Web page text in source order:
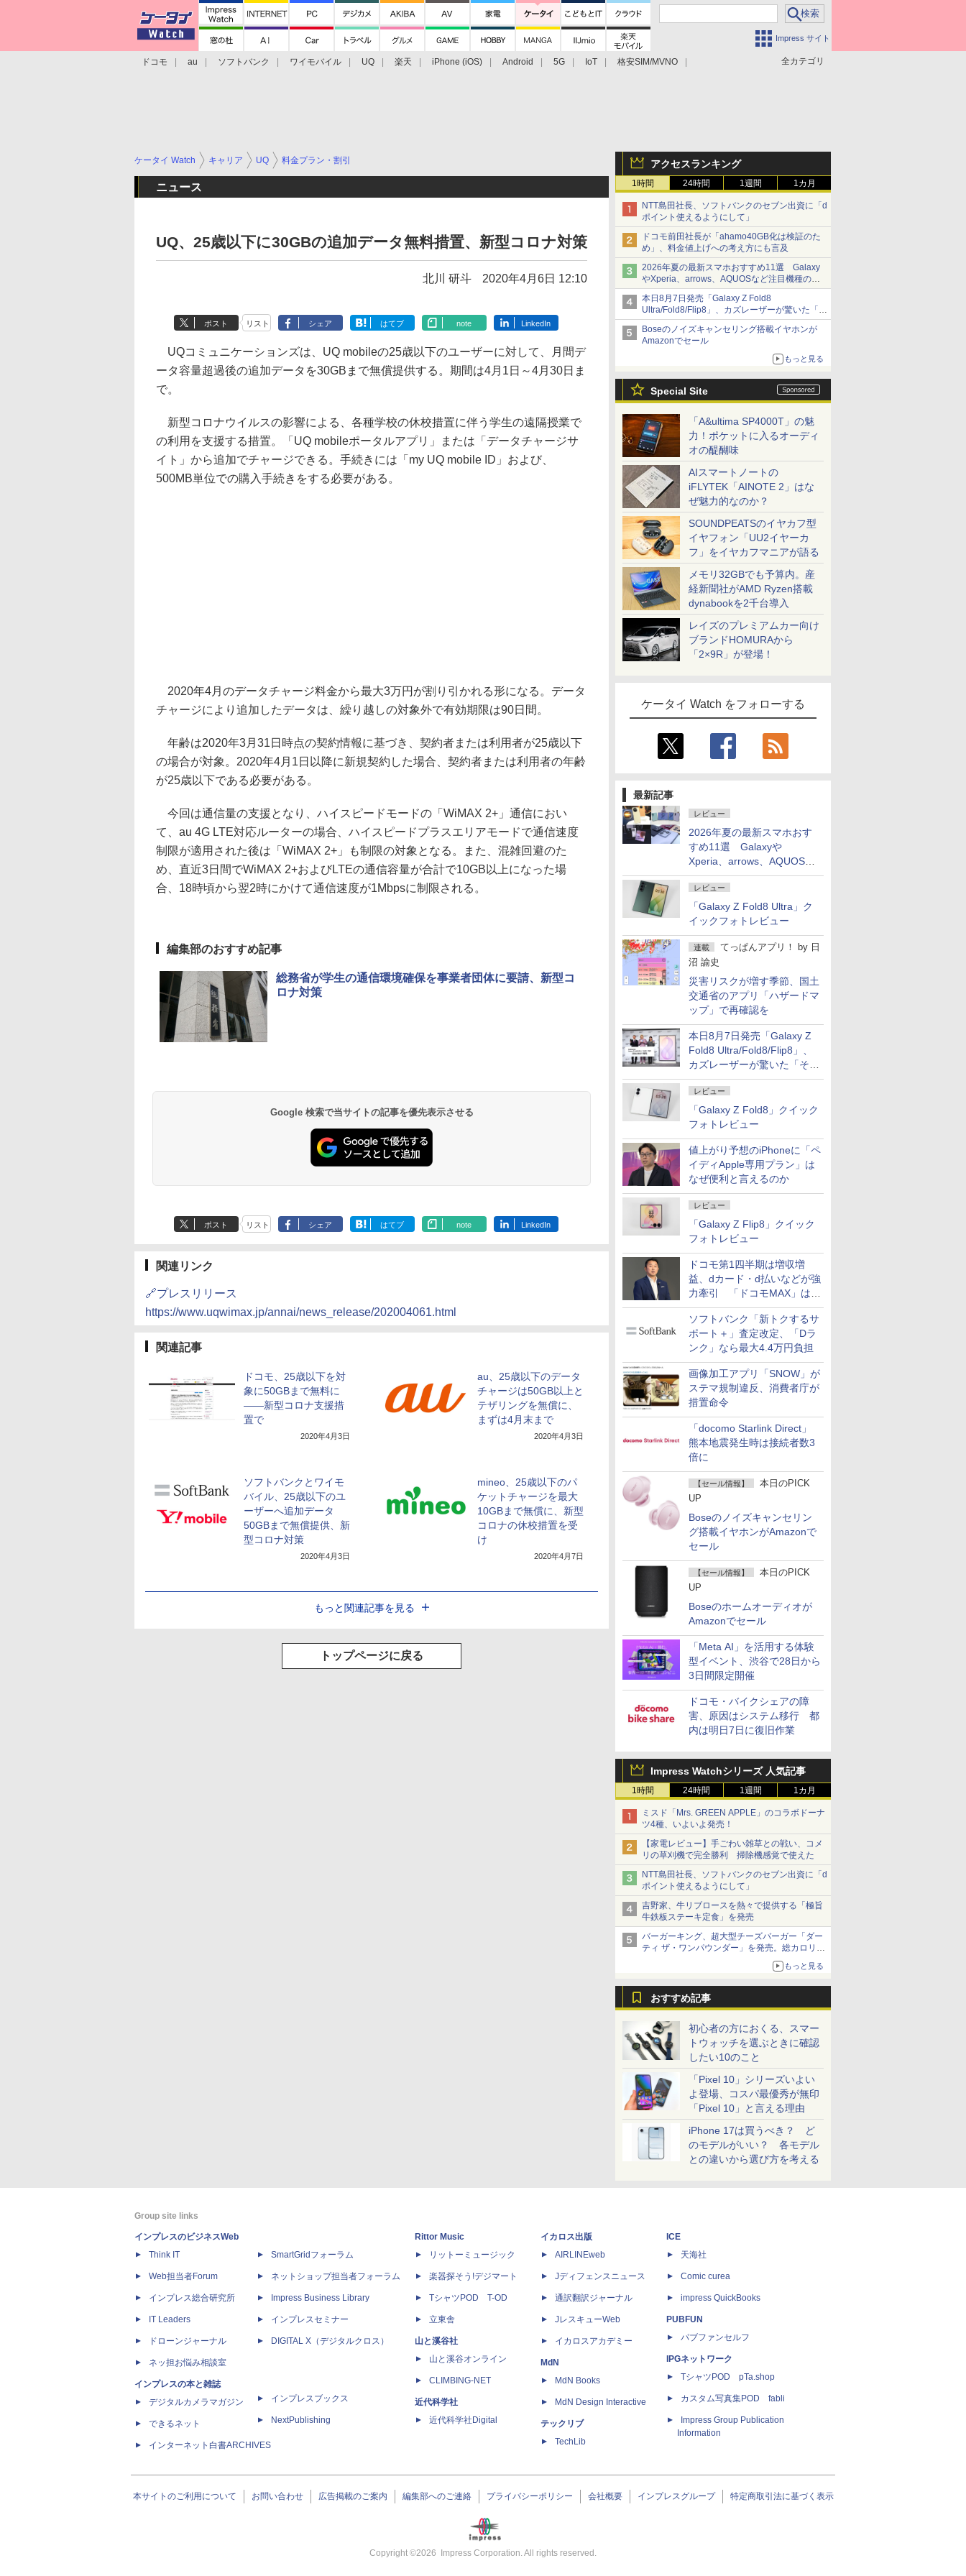
Impress サイト
全カテゴリ
ドコモ au ソフトバンク ワイモバイル UQ 楽天 iPhone (iOS) Android 5G IoT
格安SIM/MVNO
アクセスランキング
1時間 24時間 1週間 1カ月
NTT島田社長、ソフトバンクのセブン出資に「d
ポイント使えるようにして」
ドコモ前田社長が「ahamo40GB化は検証のた
め」、料金値上げへの考え方にも言及
2026年夏の最新スマホおすすめ11選 Galaxy
やXperia、arrows、AQUOSなど注目機種の特
徴は
本日8月7日発売「Galaxy Z Fold8
Ultra/Fold8/Flip8」、カズレーザーが驚いた「そ
ば屋のメニュー並みの薄さ」
Boseのノイズキャンセリング搭載イヤホンが
Amazonでセール
もっと見る
Special Site
「A&ultima SP4000T」の魅
力！ポケットに入るオーディ
オの醍醐味
AIスマートノートの
iFLYTEK「AINOTE 2」はな
ぜ魅力的なのか？
SOUNDPEATSのイヤカフ型
イヤフォン「UU2イヤーカ
フ」をイヤカフマニアが語る
メモリ32GBでも予算内。産
経新聞社がAMD Ryzen搭載
dynabookを2千台導入
レイズのプレミアムカー向け
ブランドHOMURAから
「2×9R」が登場！
ケータイ Watch をフォローする
最新記事
レビュー
2026年夏の最新スマホおす
すめ11選 Galaxyや
Xperia、arrows、AQUOSな
ど注目機種の特徴は
レビュー
「Galaxy Z Fold8 Ultra」ク
イックフォトレビュー
連載 てっぱんアプリ！ by 日
沼 諭史
災害リスクが増す季節、国土
交通省のアプリ「ハザードマ
ップ」で再確認を
本日8月7日発売「Galaxy Z
Fold8 Ultra/Fold8/Flip8」、
カズレーザーが驚いた「そば
屋のメニュー並みの薄さ」
レビュー
「Galaxy Z Fold8」クイック
フォトレビュー
値上がり予想のiPhoneに「ペ
イディApple専用プラン」は
なぜ便利と言えるのか
レビュー
「Galaxy Z Flip8」クイック
フォトレビュー
ドコモ第1四半期は増収増
益、dカード・d払いなどが強
力牽引 「ドコモMAX」は
400万契約突破
ソフトバンク「新トクするサ
ポート＋」査定改定、「Dラ
ンク」なら最大4.4万円負担
画像加工アプリ「SNOW」が
ステマ規制違反、消費者庁が
措置命令
「docomo Starlink Direct」
熊本地震発生時は接続者数3
倍に
【セール情報】
本日のPICK
UP
Boseのノイズキャンセリン
グ搭載イヤホンがAmazonで
セール
【セール情報】
本日のPICK
UP
Boseのホームオーディオが
Amazonでセール
「Meta AI」を活用する体験
型イベント、渋谷で28日から
3日間限定開催
ドコモ・バイクシェアの障
害、原因はシステム移行 都
内は明日7日に復旧作業
Impress Watchシリーズ 人気記事
1時間 24時間 1週間 1カ月
ミスド「Mrs. GREEN APPLE」のコラボドーナ
ツ4種、いよいよ発売！
【家電レビュー】手ごわい雑草との戦い、コメ
リの草刈機で完全勝利 掃除機感覚で使えた
NTT島田社長、ソフトバンクのセブン出資に「d
ポイント使えるようにして」
吉野家、牛リブロースを熱々で提供する「極旨
牛鉄板ステーキ定食」を発売
バーガーキング、超大型チーズバーガー「ダー
ティ ザ・ワンパウンダー」を発売。総カロリー
もっと見る
おすすめ記事
初心者の方におくる、スマー
トウォッチを選ぶときに確認
したい10のこと
「Pixel 10」シリーズいよい
よ登場、コスパ最優秀が無印
「Pixel 10」と言える理由
iPhone 17は買うべき？ ど
のモデルがいい？ 各モデル
との違いから選び方を考える
ケータイ Watch キャリア UQ 料金プラン・割引
ニュース
UQ、25歳以下に30GBの追加データ無料措置、新型コロナ対策
北川 研斗 2020年4月6日 12:10
ポスト リスト シェア はてブ note LinkedIn
UQコミュニケーションズは、UQ mobileの25歳以下のユーザーに対して、月間デ
ータ容量超過後の追加データを30GBまで無償提供する。期間は4月1日～4月30日ま
で。
新型コロナウイルスの影響による、各種学校の休校措置に伴う学生の遠隔授業で
の利用を支援する措置。「UQ mobileポータルアプリ」または「データチャージサ
イト」から追加でチャージできる。手続きには「my UQ mobile ID」および、
500MB単位での購入手続きをする必要がある。
2020年4月のデータチャージ料金から最大3万円が割り引かれる形になる。データ
チャージにより追加したデータは、繰り越しの対象外で有効期限は90日間。
年齢は2020年3月31日時点の契約情報に基づき、契約者または利用者が25歳以下
の場合が対象。2020年4月1日以降に新規契約した場合、契約者または利用者の年齢
が25歳以下である必要がある。
今回は通信量の支援となり、ハイスピードモードの「WiMAX 2+」通信におい
て、au 4G LTE対応ルーターの場合、ハイスピードプラスエリアモードで通信速度
制限が適用された後は「WiMAX 2+」も制限の対象となる。また、混雑回避のた
め、直近3日間でWiMAX 2+およびLTEの通信容量が合計で10GB以上になった場
合、18時頃から翌2時にかけて通信速度が1Mbpsに制限される。
編集部のおすすめ記事
総務省が学生の通信環境確保を事業者団体に要請、新型コ
ロナ対策
Google 検索で当サイトの記事を優先表示させる
ポスト リスト シェア はてブ note LinkedIn
関連リンク
🔗プレスリリース
https://www.uqwimax.jp/annai/news_release/202004061.html
関連記事
ドコモ、25歳以下を対
象に50GBまで無料に
――新型コロナ支援措
置で
2020年4月3日
au、25歳以下のデータ
チャージは50GB以上と
テザリングを無償に、
まずは4月末まで
2020年4月3日
ソフトバンクとワイモ
バイル、25歳以下のユ
ーザーへ追加データ
50GBまで無償提供、新
型コロナ対策
2020年4月3日
mineo、25歳以下のパ
ケットチャージを最大
10GBまで無償に、新型
コロナの休校措置を受
け
2020年4月7日
もっと関連記事を見る
トップページに戻る
Group site links
インプレスのビジネスWeb
Think IT
Web担当者Forum
インプレス総合研究所
IT Leaders
ドローンジャーナル
ネッ担お悩み相談室
インプレスの本と雑誌
デジタルカメラマガジン
できるネット
インターネット白書ARCHIVES
SmartGridフォーラム
ネットショップ担当者フォーラム
Impress Business Library
インプレスセミナー
DIGITAL X（デジタルクロス）
インプレスブックス
NextPublishing
Rittor Music
リットーミュージック
楽器探そう!デジマート
TシャツPOD T-OD
立東舎
山と溪谷社
山と溪谷オンライン
CLIMBING-NET
近代科学社
近代科学社Digital
イカロス出版
AIRLINEweb
Jディフェンスニュース
通訳翻訳ジャーナル
JレスキューWeb
イカロスアカデミー
MdN
MdN Books
MdN Design Interactive
テックリブ
TechLib
ICE
天海社
Comic curea
impress QuickBooks
PUBFUN
パブファンセルフ
IPGネットワーク
TシャツPOD pTa.shop
カスタム写真集POD fabli
Impress Group Publication
Information
本サイトのご利用について お問い合わせ 広告掲載のご案内 編集部へのご連絡 プライバシーポリシー 会社概要 インプレスグループ 特定商取引法に基づく表示
Copyright ©2026 Impress Corporation. All rights reserved.